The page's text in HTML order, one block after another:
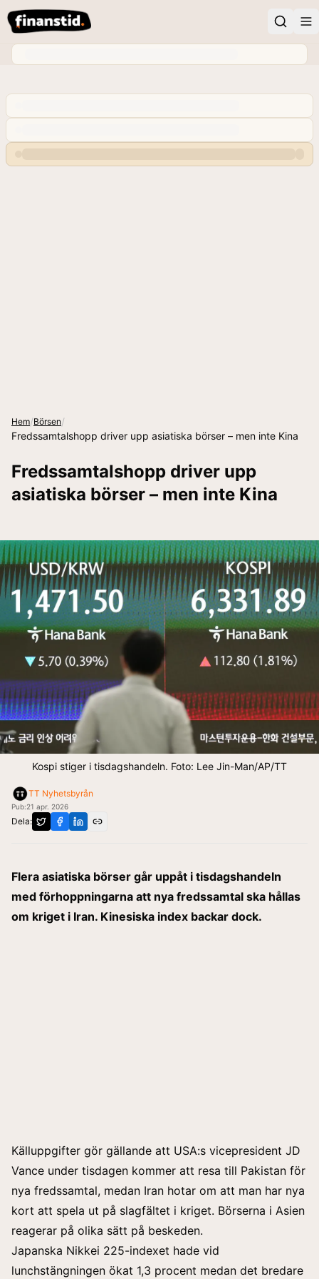
Hem/Börsen/
Fredssamtalshopp driver upp asiatiska börser – men inte Kina
Fredssamtalshopp driver upp
asiatiska börser – men inte Kina
Kospi stiger i tisdagshandeln. Foto: Lee Jin-Man/AP/TT
TT Nyhetsbyrån
Pub:21 apr. 2026
Dela:
Flera asiatiska börser går uppåt i tisdagshandeln
med förhoppningarna att nya fredssamtal ska hållas
om kriget i Iran. Kinesiska index backar dock.
Källuppgifter gör gällande att USA:s vicepresident JD
Vance under tisdagen kommer att resa till Pakistan för
nya fredssamtal, medan Iran hotar om att man har nya
kort att spela ut på slagfältet i kriget. Börserna i Asien
reagerar på olika sätt på beskeden.
Japanska Nikkei 225-indexet hade vid
lunchstängningen ökat 1,3 procent medan det bredare